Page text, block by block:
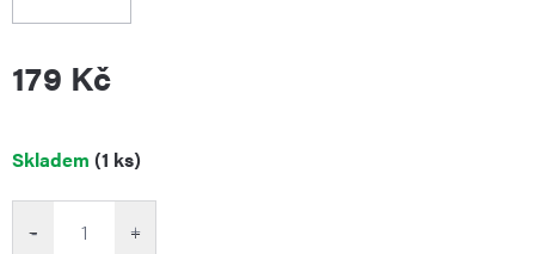
179 Kč
Měrná
Skladem (1 ks)
+
−